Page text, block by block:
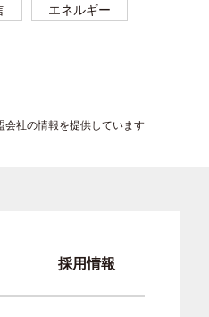
エネルギー
社の情報を提供しています
採用情報